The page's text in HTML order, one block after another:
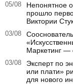
05/08
Непонятное
прошло
Виктории
03/08
Маркетинг
03/08
Эксперт по
или плати»
для нового